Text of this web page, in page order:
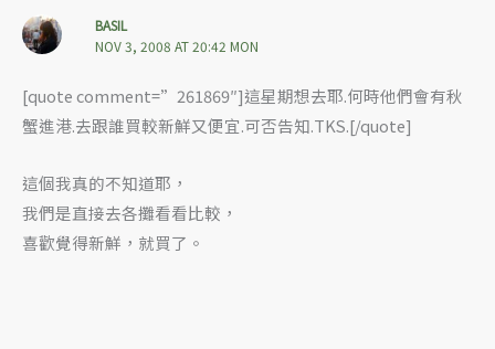
BASIL
NOV 3, 2008 AT 20:42 MON
[quote comment=”261869″]這星期想去耶.何時他們會有秋
蟹進港.去跟誰買較新鮮又便宜.可否告知.TKS.[/quote]
這個我真的不知道耶，
我們是直接去各攤看看比較，
喜歡覺得新鮮，就買了。